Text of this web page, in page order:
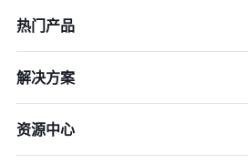
热门产品
解决方案
资源中心